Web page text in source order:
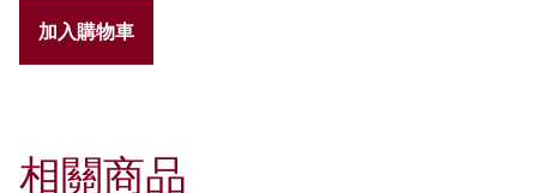
小
冊
量
加入購物車
相關商品